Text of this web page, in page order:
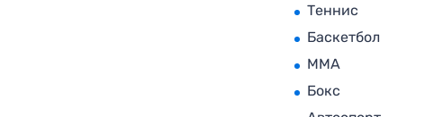
Теннис
Баскетбол
MMA
Бокс